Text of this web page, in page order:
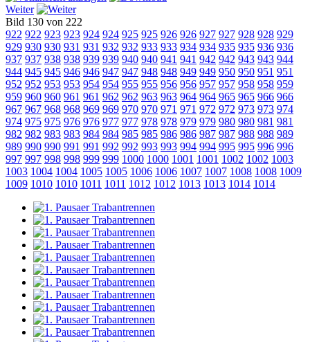
Weiter
Bild 130 von 222
922 922 923 923 924 924 925 925 926 926 927 927 928 928 929
929 930 930 931 931 932 932 933 933 934 934 935 935 936 936
937 937 938 938 939 939 940 940 941 941 942 942 943 943 944
944 945 945 946 946 947 947 948 948 949 949 950 950 951 951
952 952 953 953 954 954 955 955 956 956 957 957 958 958 959
959 960 960 961 961 962 962 963 963 964 964 965 965 966 966
967 967 968 968 969 969 970 970 971 971 972 972 973 973 974
974 975 975 976 976 977 977 978 978 979 979 980 980 981 981
982 982 983 983 984 984 985 985 986 986 987 987 988 988 989
989 990 990 991 991 992 992 993 993 994 994 995 995 996 996
997 997 998 998 999 999 1000 1000 1001 1001 1002 1002 1003
1003 1004 1004 1005 1005 1006 1006 1007 1007 1008 1008 1009
1009 1010 1010 1011 1011 1012 1012 1013 1013 1014 1014